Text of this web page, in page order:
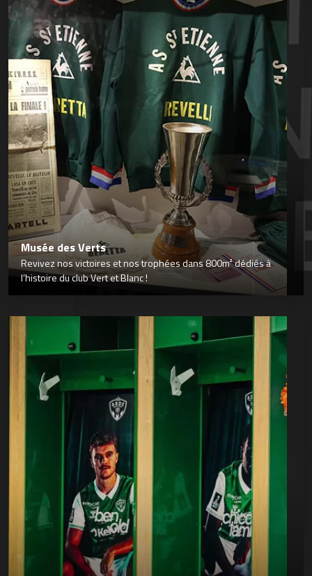
Musée des Verts
Revivez nos victoires et nos trophées dans 800m² dédiés à
l’histoire du club Vert et Blanc !